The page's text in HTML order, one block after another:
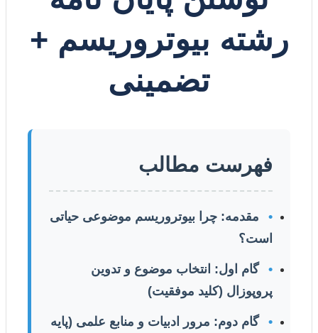
رشته بیوتروریسم +
تضمینی
فهرست مطالب
•
مقدمه: چرا بیوتروریسم موضوعی حیاتی
است؟
• گام اول: انتخاب موضوع و تدوین
پروپوزال (کلید موفقیت)
• گام دوم: مرور ادبیات و منابع علمی (پایه